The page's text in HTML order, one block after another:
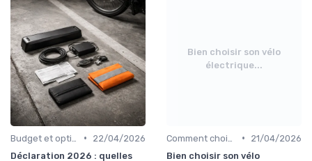
•
22/04/2026
Déclaration 2026 : quelles
Bien choisir son vélo
électrique...
•
21/04/2026
Bien choisir son vélo